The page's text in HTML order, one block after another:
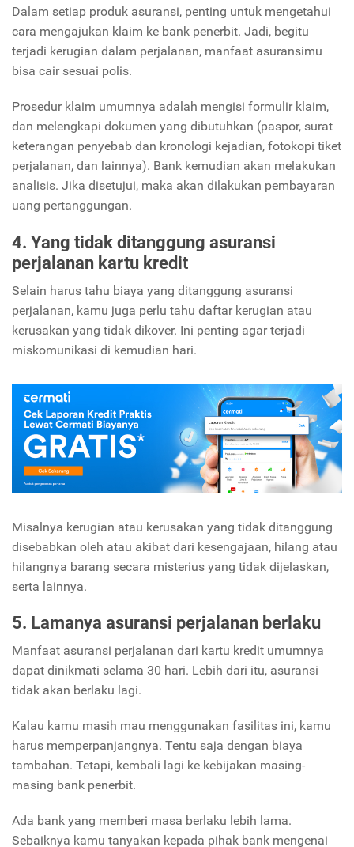
Dalam setiap produk asuransi, penting untuk mengetahui
cara mengajukan klaim ke bank penerbit. Jadi, begitu
terjadi kerugian dalam perjalanan, manfaat asuransimu
bisa cair sesuai polis.
Prosedur klaim umumnya adalah mengisi formulir klaim,
dan melengkapi dokumen yang dibutuhkan (paspor, surat
keterangan penyebab dan kronologi kejadian, fotokopi tiket
perjalanan, dan lainnya). Bank kemudian akan melakukan
analisis. Jika disetujui, maka akan dilakukan pembayaran
uang pertanggungan.
4. Yang tidak ditanggung asuransi
perjalanan kartu kredit
Selain harus tahu biaya yang ditanggung asuransi
perjalanan, kamu juga perlu tahu daftar kerugian atau
kerusakan yang tidak dikover. Ini penting agar terjadi
miskomunikasi di kemudian hari.
Misalnya kerugian atau kerusakan yang tidak ditanggung
disebabkan oleh atau akibat dari kesengajaan, hilang atau
hilangnya barang secara misterius yang tidak dijelaskan,
serta lainnya.
5. Lamanya asuransi perjalanan berlaku
Manfaat asuransi perjalanan dari kartu kredit umumnya
dapat dinikmati selama 30 hari. Lebih dari itu, asuransi
tidak akan berlaku lagi.
Kalau kamu masih mau menggunakan fasilitas ini, kamu
harus memperpanjangnya. Tentu saja dengan biaya
tambahan. Tetapi, kembali lagi ke kebijakan masing-
masing bank penerbit.
Ada bank yang memberi masa berlaku lebih lama.
Sebaiknya kamu tanyakan kepada pihak bank mengenai